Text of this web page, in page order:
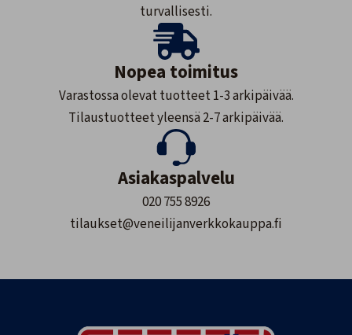
turvallisesti.
Nopea toimitus
Varastossa olevat tuotteet 1-3 arkipäivää.
Tilaustuotteet yleensä 2-7 arkipäivää.
Asiakaspalvelu
020 755 8926
tilaukset@veneilijanverkkokauppa.fi